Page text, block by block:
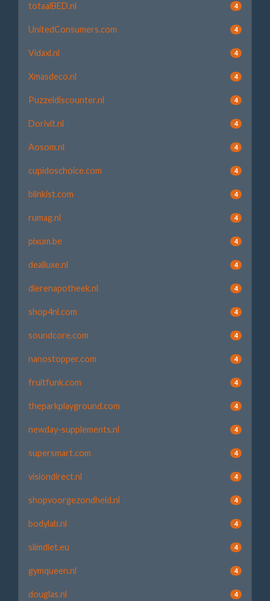
totaalBED.nl 4
UnitedConsumers.com 4
Vidaxl.nl 4
Xmasdeco.nl 4
Puzzeldiscounter.nl 4
Dorivit.nl 4
Aosom.nl 4
cupidoschoice.com 4
blinkist.com 4
rumag.nl 4
pixum.be 4
dealluxe.nl 4
dierenapotheek.nl 4
shop4nl.com 4
soundcore.com 4
nanostopper.com 4
fruitfunk.com 4
theparkplayground.com 4
newday-supplements.nl 4
supersmart.com 4
visiondirect.nl 4
shopvoorgezondheid.nl 4
bodylab.nl 4
slimdiet.eu 4
gymqueen.nl 4
douglas.nl 4